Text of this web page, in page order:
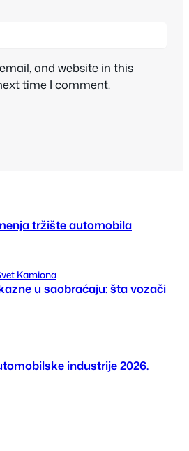
and website in this
time I comment.
tržište automobila
Kamiona
u saobraćaju: šta vozači
industrije 2026.